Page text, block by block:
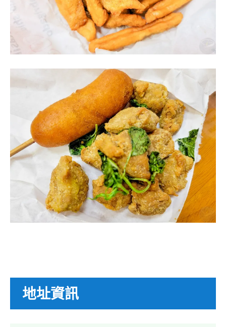
地址資訊